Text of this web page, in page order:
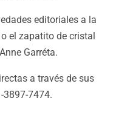
editoriales a la
el zapatito de cristal
Garréta.
a través de sus
3897-7474.